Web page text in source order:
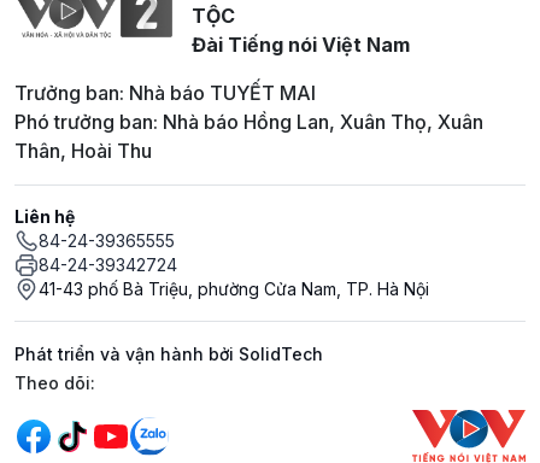
TỘC
Đài Tiếng nói Việt Nam
Trưởng ban: Nhà báo TUYẾT MAI
Phó trưởng ban: Nhà báo Hồng Lan, Xuân Thọ, Xuân
Thân, Hoài Thu
Liên hệ
84-24-39365555
84-24-39342724
41-43 phố Bà Triệu, phường Cửa Nam, TP. Hà Nội
Phát triển và vận hành bởi SolidTech
Mạng xã hội
Theo dõi: